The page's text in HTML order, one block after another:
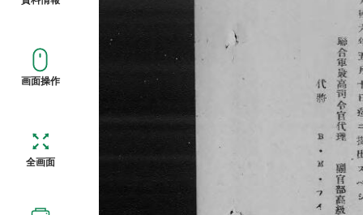
画面操作
全画面